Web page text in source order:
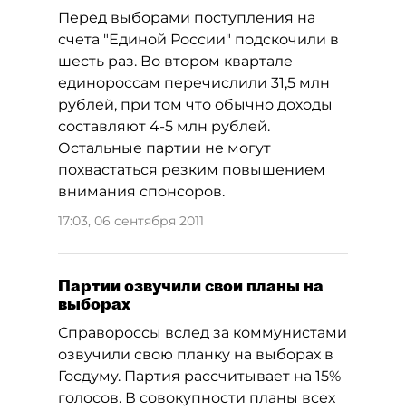
Перед выборами поступления на
счета "Единой России" подскочили в
шесть раз. Во втором квартале
единороссам перечислили 31,5 млн
рублей, при том что обычно доходы
составляют 4-5 млн рублей.
Остальные партии не могут
похвастаться резким повышением
внимания спонсоров.
17:03, 06 сентября 2011
Партии озвучили свои планы на
выборах
Справороссы вслед за коммунистами
озвучили свою планку на выборах в
Госдуму. Партия рассчитывает на 15%
голосов. В совокупности планы всех